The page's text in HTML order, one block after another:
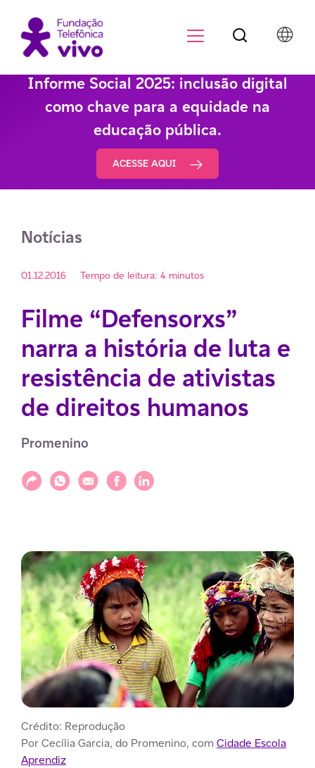
Informe Social 2025: inclusão digital
como chave para a equidade na
educação pública.
ACESSE AQUI
Notícias
01.12.2016 Tempo de leitura: 4 minutos
Filme “Defensorxs”
narra a história de luta e
resistência de ativistas
de direitos humanos
Promenino
Compartilhar
Compartilhar via WhatsApp
Compartilhar via E-mail
Compartilhar via Facebook
Compartilhar via LinkedIn
Crédito: Reprodução
Por Cecília Garcia, do Promenino, com Cidade Escola
Aprendiz
Botão de